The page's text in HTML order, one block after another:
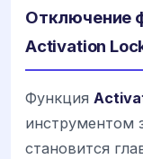
Отключение
Activation
Функция
инструментом
становится